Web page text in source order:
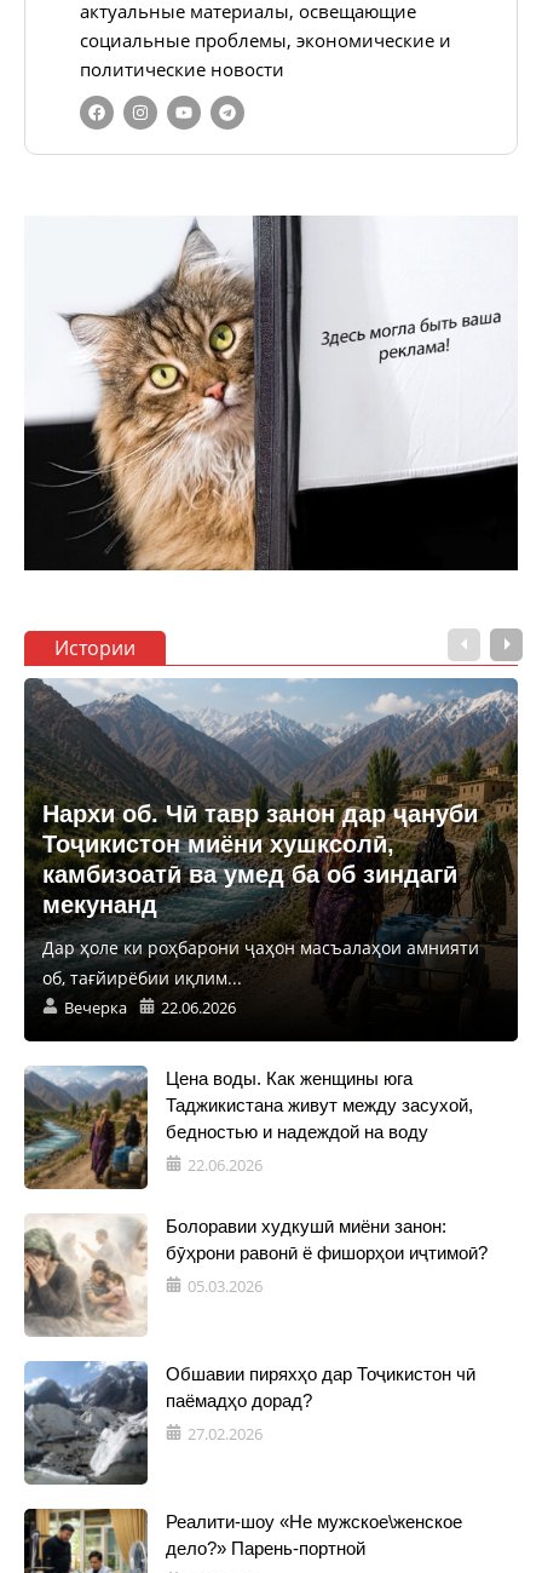
актуальные материалы, освещающие
социальные проблемы, экономические и
политические новости
Истории
Нархи об. Чӣ тавр занон дар ҷануби
Тоҷикистон миёни хушксолӣ,
камбизоатӣ ва умед ба об зиндагӣ
мекунанд
Дар ҳоле ки роҳбарони ҷаҳон масъалаҳои амнияти
об, тағйирёбии иқлим...
Вечерка 22.06.2026
Цена воды. Как женщины юга
Таджикистана живут между засухой,
бедностью и надеждой на воду
22.06.2026
Болоравии худкушӣ миёни занон:
бӯҳрони равонӣ ё фишорҳои иҷтимоӣ?
05.03.2026
Обшавии пиряхҳо дар Тоҷикистон чӣ
паёмадҳо дорад?
27.02.2026
Реалити-шоу «Не мужское\женское
дело?» Парень-портной